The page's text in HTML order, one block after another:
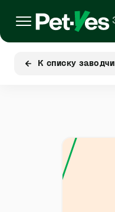
К списку